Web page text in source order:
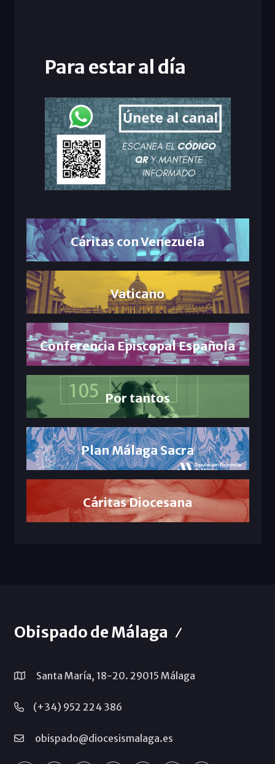
Para estar al día
Cáritas con Venezuela
Vaticano
Conferencia Episcopal Española
Por tantos
Plan Málaga Sacra
Cáritas Diocesana
Obispado de Málaga
Santa María, 18-20. 29015 Málaga
(+34) 952 224 386
obispado@diocesismalaga.es